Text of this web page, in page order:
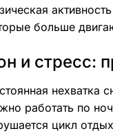
больше
и стресс:
нехватка
работать по
цикл